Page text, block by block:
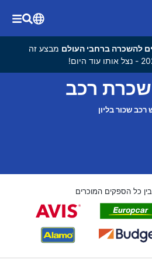
מבצע זה
רכב
רכב שכור בליון
בין כל הספקים המוכרים